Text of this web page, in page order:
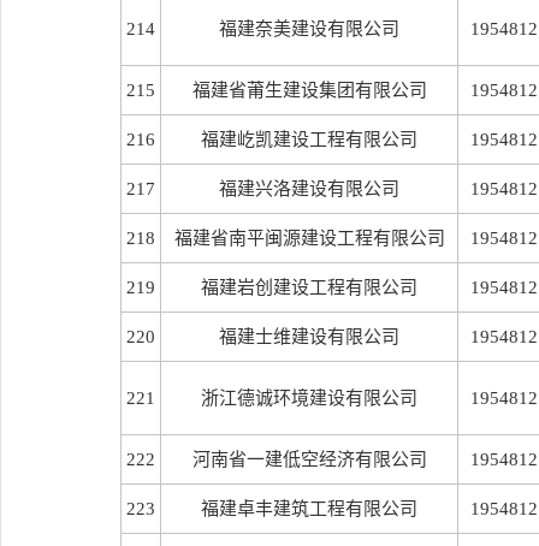
214 福建奈美建设有限公司 1954812
215 福建省莆生建设集团有限公司 1954812
216 福建屹凯建设工程有限公司 1954812
217 福建兴洛建设有限公司 1954812
218 福建省南平闽源建设工程有限公司 1954812
219 福建岩创建设工程有限公司 1954812
220 福建士维建设有限公司 1954812
221 浙江德诚环境建设有限公司 1954812
222 河南省一建低空经济有限公司 1954812
223 福建卓丰建筑工程有限公司 1954812